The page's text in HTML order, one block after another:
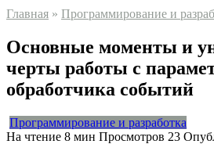
Главная » Программирование и
Основные моменты и
черты работы с
обработчика событий
Программирование и разработка
На чтение 8 мин Просмотров 23